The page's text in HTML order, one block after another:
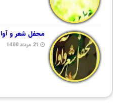
محفل شعر و آوا
21 مرداد 1400